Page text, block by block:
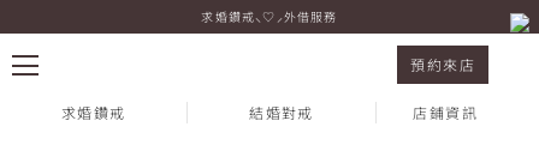
I-PRIMO 台北中山店 Carol & Andy
求婚鑽戒⸜♡⸝外借服務
預約來店
求婚鑽戒 結婚對戒 店鋪資訊